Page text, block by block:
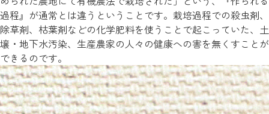
過程』が通常とは違うということです。栽培過程での殺虫剤、
除草剤、枯葉剤などの化学肥料を使うことで起こっていた、土
壌・地下水汚染、生産農家の人々の健康への害を無くすことが
できるのです。